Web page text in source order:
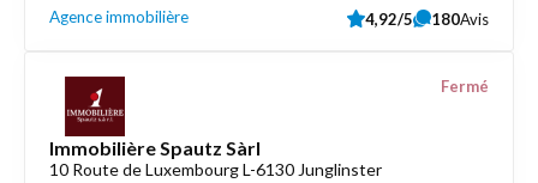
Agence immobilière 4,92/5 180Avis
Immobilière Spautz Sàrl
10 Route de Luxembourg L-6130 Junglinster
Fermé